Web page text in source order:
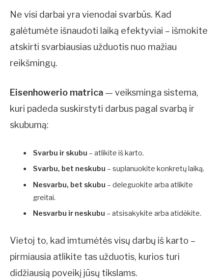
Ne visi darbai yra vienodai svarbūs. Kad
galėtumėte išnaudoti laiką efektyviai – išmokite
atskirti svarbiausias užduotis nuo mažiau
reikšmingų.
Eisenhowerio matrica — veiksminga sistema,
kuri padeda suskirstyti darbus pagal svarbą ir
skubumą:
Svarbu ir skubu – atlikite iš karto.
Svarbu, bet neskubu – suplanuokite konkretų laiką.
Nesvarbu, bet skubu – deleguokite arba atlikite
greitai.
Nesvarbu ir neskubu – atsisakykite arba atidėkite.
Vietoj to, kad imtumėtės visų darbų iš karto –
pirmiausia atlikite tas užduotis, kurios turi
didžiausią poveikį jūsų tikslams.